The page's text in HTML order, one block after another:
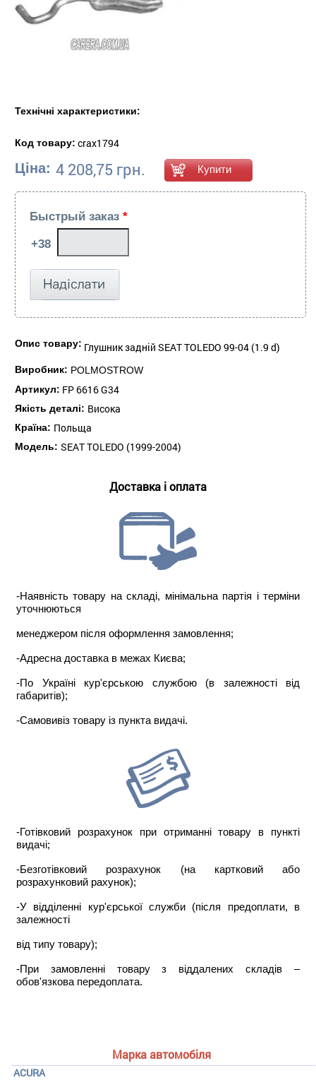
Марка автомобіля
ACURA
Технічні характеристики:
Код товару: crax1794
Ціна: 4 208,75 грн.
Быстрый заказ *
Опис товару: Глушник задній SEAT TOLEDO 99-04 (1.9 d)
Виробник: POLMOSTROW
Артикул: FP 6616 G34
Якість деталі: Висока
Країна: Польща
Модель: SEAT TOLEDO (1999-2004)
Доставка і оплата
-Наявність товару на складі, мінімальна партія і терміни
уточнюються
менеджером після оформлення замовлення;
-Адресна доставка в межах Києва;
-По Україні кур'єрською службою (в залежності від
габаритів);
-Самовивіз товару із пункта видачі.
-Готівковий розрахунок при отриманні товару в пункті
видачі;
-Безготівковий розрахунок (на картковий або
розрахунковий рахунок);
-У відділенні кур'єрської служби (після предоплати, в
залежності
від типу товару);
-При замовленні товару з віддалених складів –
обов'язкова передоплата.